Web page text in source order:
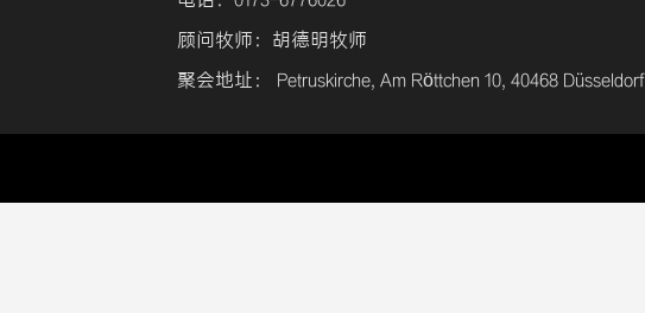
顾问牧师：胡德明牧师
聚会地址： Petruskirche, Am Röttchen 10, 40468 Düsseldorf